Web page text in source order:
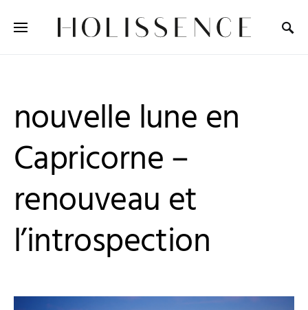
nouvelle lune en
Capricorne –
renouveau et
l’introspection